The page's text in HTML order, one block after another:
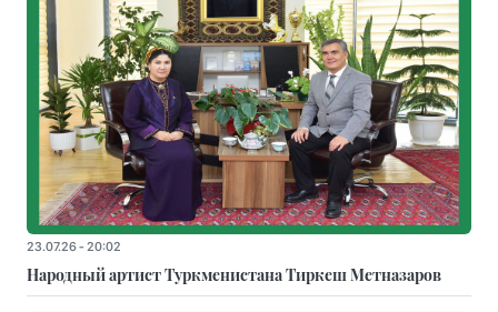
23.07.26 - 20:02
Народный артист Туркменистана Тиркеш Мeтназаров